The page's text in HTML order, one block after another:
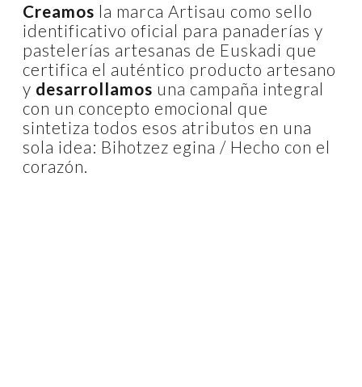
Creamos la marca Artisau como sello
identificativo oficial para panaderías y
pastelerías artesanas de Euskadi que
certifica el auténtico producto artesano
y desarrollamos una campaña integral
con un concepto emocional que
sintetiza todos esos atributos en una
sola idea: Bihotzez egina / Hecho con el
corazón.